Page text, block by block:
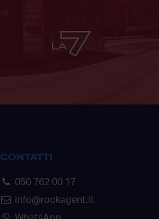
CONTATTI
050 762 00 17
info@rockagent.it